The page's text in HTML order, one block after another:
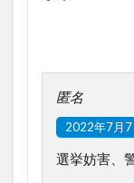
匿名
2022年7月
選挙妨害、